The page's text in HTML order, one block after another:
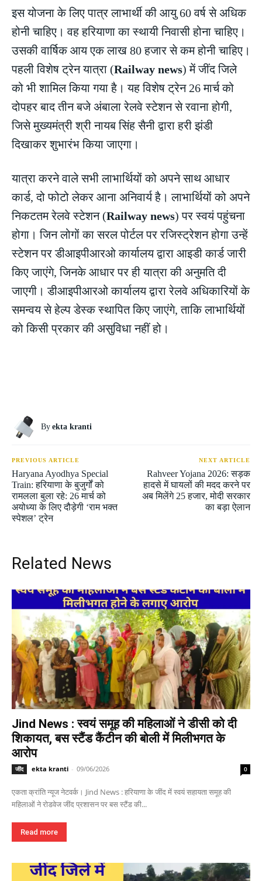
इस योजना के लिए पात्र लाभार्थी की आयु 60 वर्ष से अधिक
होनी चाहिए। वह हरियाणा का स्थायी निवासी होना चाहिए।
उसकी वार्षिक आय एक लाख 80 हजार से कम होनी चाहिए।
पहली विशेष ट्रेन यात्रा (Railway news) में जींद जिले
को भी शामिल किया गया है। यह विशेष ट्रेन 26 मार्च को
दोपहर बाद तीन बजे अंबाला रेलवे स्टेशन से रवाना होगी,
जिसे मुख्यमंत्री श्री नायब सिंह सैनी द्वारा हरी झंडी
दिखाकर शुभारंभ किया जाएगा।
यात्रा करने वाले सभी लाभार्थियों को अपने साथ आधार
कार्ड, दो फोटो लेकर आना अनिवार्य है। लाभार्थियों को अपने
निकटतम रेलवे स्टेशन (Railway news) पर स्वयं पहुंचना
होगा। जिन लोगों का सरल पोर्टल पर रजिस्ट्रेशन होगा उन्हें
स्टेशन पर डीआइपीआरओ कार्यालय द्वारा आइडी कार्ड जारी
किए जाएंगे, जिनके आधार पर ही यात्रा की अनुमति दी
जाएगी। डीआइपीआरओ कार्यालय द्वारा रेलवे अधिकारियों के
समन्वय से हेल्प डेस्क स्थापित किए जाएंगे, ताकि लाभार्थियों
को किसी प्रकार की असुविधा नहीं हो।
By ekta kranti
PREVIOUS ARTICLE
Haryana Ayodhya Special
Train: हरियाणा के बुजुर्गों को
रामलला बुला रहे: 26 मार्च को
अयोध्या के लिए दौड़ेगी ‘राम भक्त
स्पेशल’ ट्रेन
NEXT ARTICLE
Rahveer Yojana 2026: सड़क
हादसे में घायलों की मदद करने पर
अब मिलेंगे 25 हजार, मोदी सरकार
का बड़ा ऐलान
Related News
Jind News : स्वयं समूह की महिलाओं ने डीसी को दी
शिकायत, बस स्टैंड कैंटीन की बोली में मिलीभगत के
आरोप
जींद ekta kranti - 09/06/2026 0
एकता क्रांति न्यूज नेटवर्क। Jind News : हरियाणा के जींद में स्वयं सहायता समूह की
महिलाओं ने रोडवेज जींद प्रशासन पर बस स्टैंड की...
Read more